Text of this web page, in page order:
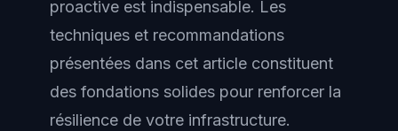
proactive est indispensable. Les
techniques et recommandations
présentées dans cet article constituent
des fondations solides pour renforcer la
résilience de votre infrastructure.